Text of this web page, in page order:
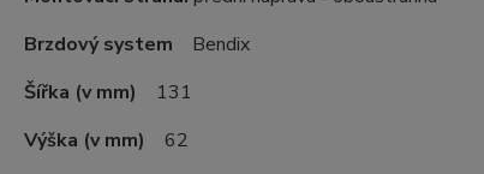
Brzdový system
Bendix
Šířka (v mm) 131
Výška (v mm)
62